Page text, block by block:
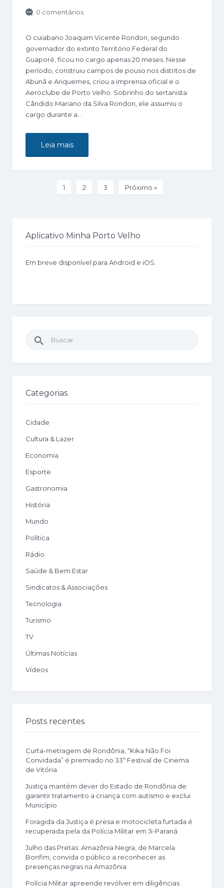
0 comentários
O cuiabano Joaquim Vicente Rondon, segundo
governador do extinto Território Federal do
Guaporé, ficou no cargo apenas 20 meses. Nesse
período, construiu campos de pouso nos distritos de
Abunã e Ariquemes, criou a imprensa oficial e o
Aeroclube de Porto Velho. Sobrinho do sertanista
Cândido Mariano da Silva Rondon, ele assumiu o
cargo durante a…
Leia mais
1 2 3 Próximo »
Aplicativo Minha Porto Velho
Em breve disponível para Android e iOS.
Buscar
Categorias
Cidade
Cultura & Lazer
Economia
Esporte
Gastronomia
História
Mundo
Política
Rádio
Saúde & Bem Estar
Sindicatos & Associações
Tecnologia
Turismo
TV
Últimas Notícias
Vídeos
Posts recentes
Curta-metragem de Rondônia, “Kika Não Foi
Convidada” é premiado no 33º Festival de Cinema
de Vitória
Justiça mantém dever do Estado de Rondônia de
garantir tratamento a criança com autismo e exclui
Município
Foragida da Justiça é presa e motocicleta furtada é
recuperada pela da Polícia Militar em Ji-Paraná
Julho das Pretas: Amazônia Negra, de Marcela
Bonfim, convida o público a reconhecer as
presenças negras na Amazônia
Polícia Militar apreende revólver em diligências